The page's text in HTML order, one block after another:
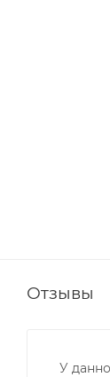
Отзывы
У